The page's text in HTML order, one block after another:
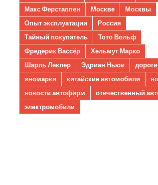
Макс Ферстаппен
Москве
Москвы
Опыт эксплуатации
Россия
Тайный покупатель
Тото Вольф
Фредерик Вассёр
Хельмут Марко
Шарль Леклер
Эдриан Ньюи
дороги
иномарки
китайские автомобили
новости автофирм
отечественный
электромобили